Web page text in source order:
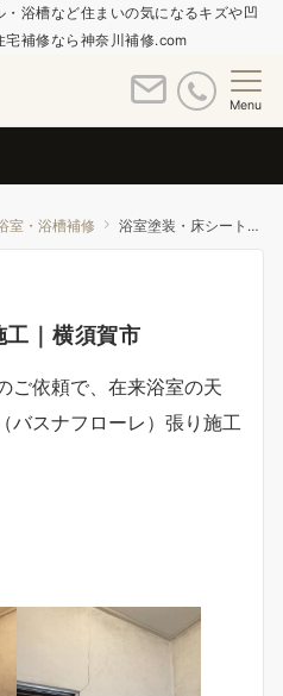
浴槽など住まいの気になるキズや凹
補修なら神奈川補修.com
Menu
室・浴槽補修 浴室塗装・床シート施工｜横須賀市
｜横須賀市
ご依頼で、在来浴室の天
バスナフローレ）張り施工